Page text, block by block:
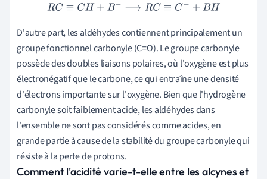
RC ≡C H+B −⟶RC≡C−+B H
D'autre part, les aldéhydes contiennent principalement un
groupe fonctionnel carbonyle (C=O). Le groupe carbonyle
possède des doubles liaisons polaires, où l'oxygène est plus
électronégatif que le carbone, ce qui entraîne une densité
d'électrons importante sur l'oxygène. Bien que l'hydrogène
carbonyle soit faiblement acide, les aldéhydes dans
l'ensemble ne sont pas considérés comme acides, en
grande partie à cause de la stabilité du groupe carbonyle qui
résiste à la perte de protons.
Comment l'acidité varie-t-elle entre les alcynes et